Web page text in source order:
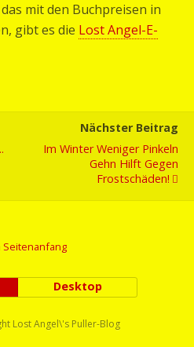
mit den Buchpreisen in
gibt es die Lost Angel-E-
Nächster Beitrag
Im Winter Weniger Pinkeln
Gehn Hilft Gegen
Frostschäden!
Seitenanfang
Desktop
Lost Angel\'s Puller-Blog